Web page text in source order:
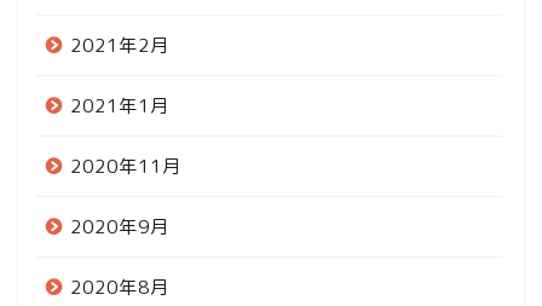
2021年2月
2021年1月
2020年11月
2020年9月
2020年8月